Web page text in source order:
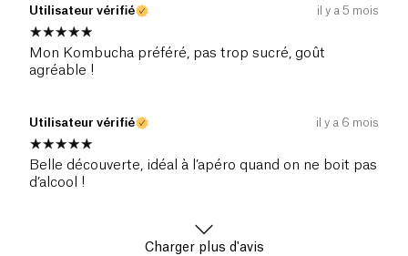
Utilisateur vérifié il y a 5 mois
Mon Kombucha préféré, pas trop sucré, goût
agréable !
Utilisateur vérifié il y a 6 mois
Belle découverte, idéal à l’apéro quand on ne boit pas
d’alcool !
Charger plus d'avis